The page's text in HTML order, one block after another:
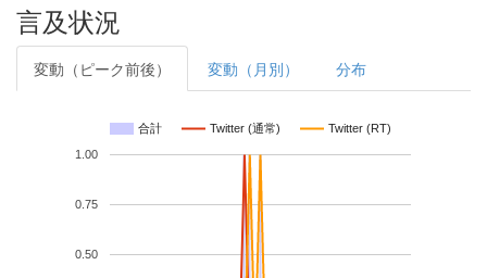
言及状況
変動（ピーク前後） 変動（月別） 分布
合計 Twitter (通常) Twitter (RT)
0.50
0.75
1.00